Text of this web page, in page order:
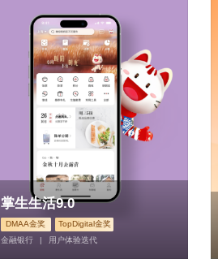
掌生生活9.0
DMAA金奖
TopDigital金奖
金融银行
| 用户体验迭代